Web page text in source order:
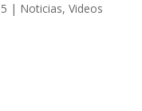
| Noticias,Videos